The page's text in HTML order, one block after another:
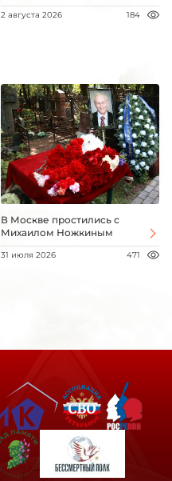
2 августа 2026 184
В Москве простились с
Михаилом Ножкиным
31 июля 2026 471